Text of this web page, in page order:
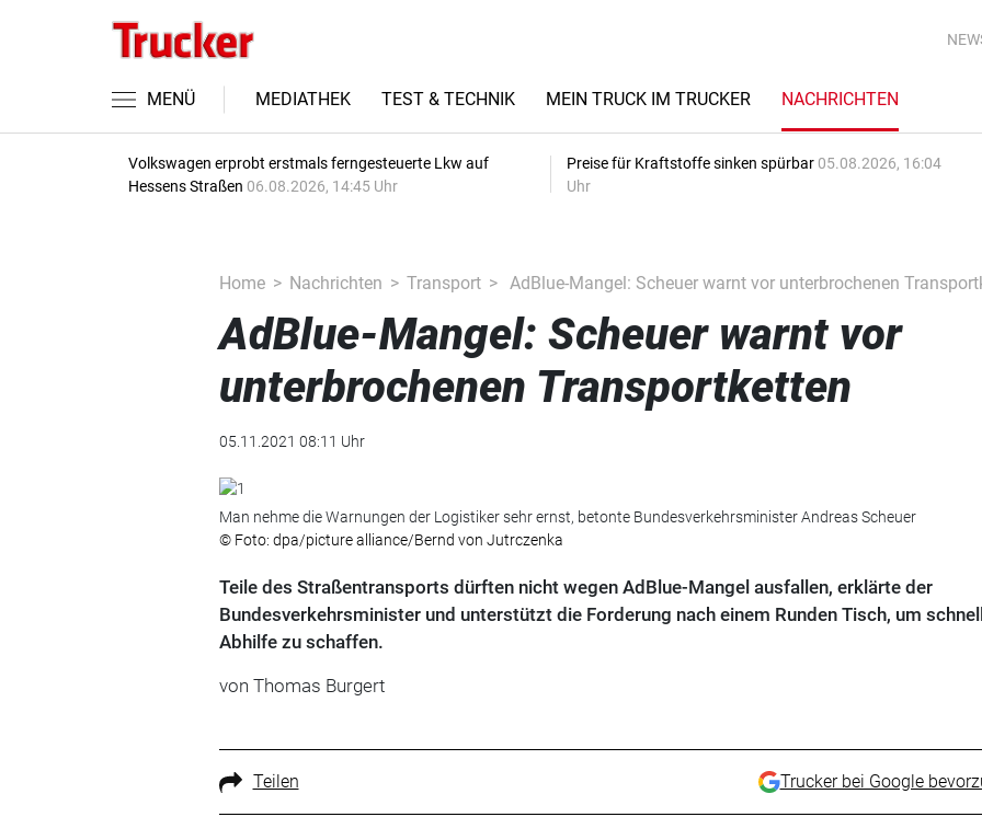
MENÜ MEDIATHEK TEST & TECHNIK MEIN TRUCK IM TRUCKER NACHRICHTEN
Volkswagen erprobt erstmals ferngesteuerte Lkw auf
Hessens Straßen 06.08.2026, 14:45 Uhr
Preise für Kraftstoffe sinken spürbar 05.08.2026, 16:04
Uhr
Home Nachrichten Transport AdBlue-Mangel: Scheuer warnt vor unterbrochenen
AdBlue-Mangel: Scheuer warnt vor
unterbrochenen Transportketten
05.11.2021 08:11 Uhr
Man nehme die Warnungen der Logistiker sehr ernst, betonte Bundesverkehrsminister Andreas Scheuer
© Foto: dpa/picture alliance/Bernd von Jutrczenka
Teile des Straßentransports dürften nicht wegen AdBlue-Mangel ausfallen, erklärte der
Bundesverkehrsminister und unterstützt die Forderung nach einem Runden Tisch, um
Abhilfe zu schaffen.
von Thomas Burgert
Teilen Trucker bei Google